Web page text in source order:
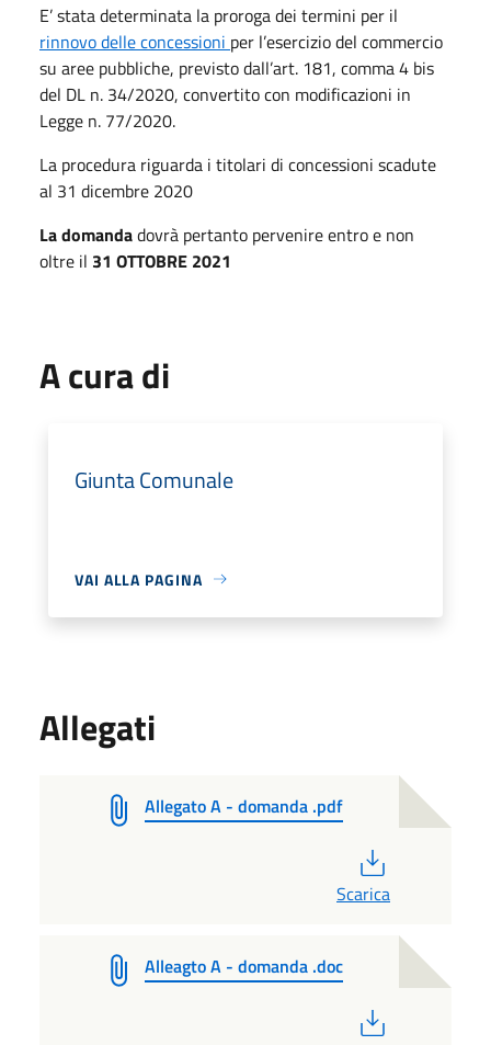
E’ stata determinata la proroga dei termini per il
rinnovo delle concessioni per l’esercizio del commercio
su aree pubbliche, previsto dall’art. 181, comma 4 bis
del DL n. 34/2020, convertito con modificazioni in
Legge n. 77/2020.
La procedura riguarda i titolari di concessioni scadute
al 31 dicembre 2020
La domandadovrà pertanto pervenire entro e non
oltre il 31 OTTOBRE 2021
A cura di
Giunta Comunale
VAI ALLA PAGINA
Allegati
Allegato A - domanda .pdf
Scarica
Alleagto A - domanda .doc